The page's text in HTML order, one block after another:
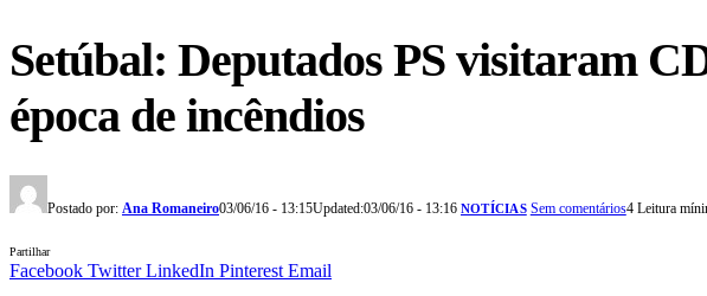
Setúbal: Deputados PS visitaram
época de incêndios
Postado por: Ana Romaneiro03/06/16 - 13:15Updated:03/06/16 - 13:16 NOTÍCIAS Sem comentários4 Leitura
Partilhar
Facebook Twitter LinkedIn Pinterest Email